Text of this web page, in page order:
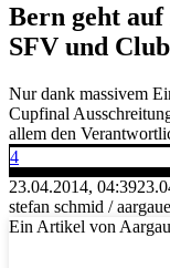
Bern geht
SFV und
Nur dank massivem
Cupfinal
allem den
4
23.04.2014, 04:39
stefan schmid /
Ein Artikel von